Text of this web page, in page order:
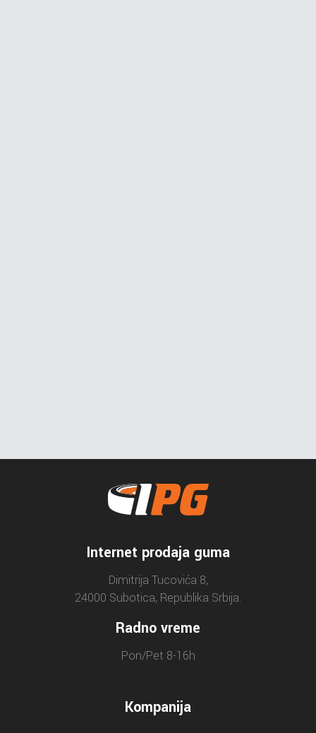
Internet prodaja guma
Dimitrija Tucovića 8,
24000 Subotica, Republika Srbija.
Radno vreme
Pon/Pet 8-16h
Kompanija